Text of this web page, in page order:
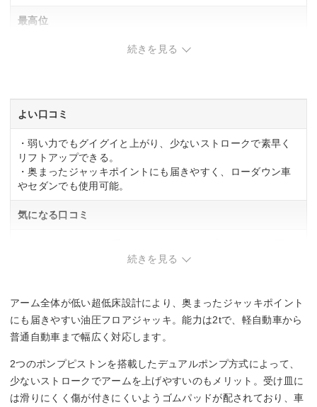
最高位
約505mm (ゴムパッド含まず)
ー
続きを見る
よい口コミ
・弱い力でもグイグイと上がり、少ないストロークで素早く
リフトアップできる。
・奥まったジャッキポイントにも届きやすく、ローダウン車
やセダンでも使用可能。
気になる口コミ
・ミニバンなど車高がある場合、最高位の505mmでは高さが
続きを見る
アーム全体が低い超低床設計により、奥まったジャッキポイント
にも届きやすい油圧フロアジャッキ。能力は2tで、軽自動車から
普通自動車まで幅広く対応します。
2つのポンプピストンを搭載したデュアルポンプ方式によって、
少ないストロークでアームを上げやすいのもメリット。受け皿に
は滑りにくく傷が付きにくいようゴムパッドが配されており、車